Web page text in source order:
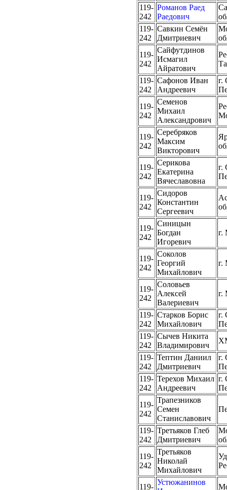
119-
242
Романов Раед
Раедович
119-
242
Савкин Семён
Дмитриевич
119-
242
Сайфутдинов
Исмагил
Айратович
119-
242
Сафонов Иван
Андреевич
г.
119-
242
Семенов
Михаил
Александрович
119-
242
Серебряков
Максим
Викторович
119-
242
Серикова
Екатерина
Вячеславовна
г.
119-
242
Сидоров
Константин
Сергеевич
119-
242
Синицын
Богдан
Игоревич
г.
119-
242
Соколов
Георгий
Михайлович
г.
119-
242
Соловьев
Алексей
Валериевич
г.
119-
242
Старков Борис
Михайлович
г.
119-
242
Сычев Никита
Владимирович
119-
242
Тептин Даниил
Дмитриевич
г.
119-
242
Терехов Михаил
Андреевич
г.
119-
242
Трапезников
Семен
Станиславович
119-
242
Третьяков Глеб
Дмитриевич
119-
242
Третьяков
Николай
Михайлович
119-
Устюжанинов